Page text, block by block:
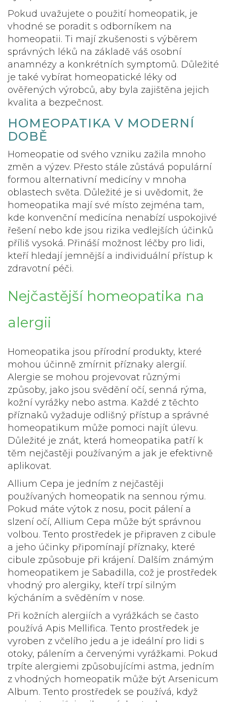
Pokud uvažujete o použití homeopatik, je
vhodné se poradit s odborníkem na
homeopatii. Ti mají zkušenosti s výběrem
správných léků na základě váš osobní
anamnézy a konkrétních symptomů. Důležité
je také vybírat homeopatické léky od
ověřených výrobců, aby byla zajištěna jejich
kvalita a bezpečnost.
HOMEOPATIKA V MODERNÍ
DOBĚ
Homeopatie od svého vzniku zažila mnoho
změn a výzev. Přesto stále zůstává populární
formou alternativní medicíny v mnoha
oblastech světa. Důležité je si uvědomit, že
homeopatika mají své místo zejména tam,
kde konvenční medicína nenabízí uspokojivé
řešení nebo kde jsou rizika vedlejších účinků
příliš vysoká. Přináší možnost léčby pro lidi,
kteří hledají jemnější a individuální přístup k
zdravotní péči.
Nejčastější homeopatika na
alergii
Homeopatika jsou přírodní produkty, které
mohou účinně zmírnit příznaky alergií.
Alergie se mohou projevovat různými
způsoby, jako jsou svědění očí, senná rýma,
kožní vyrážky nebo astma. Každé z těchto
příznaků vyžaduje odlišný přístup a správné
homeopatikum může pomoci najít úlevu.
Důležité je znát, která homeopatika patří k
těm nejčastěji používaným a jak je efektivně
aplikovat.
Allium Cepa je jedním z nejčastěji
používaných homeopatik na sennou rýmu.
Pokud máte výtok z nosu, pocit pálení a
slzení očí, Allium Cepa může být správnou
volbou. Tento prostředek je připraven z cibule
a jeho účinky připomínají příznaky, které
cibule způsobuje při krájení. Dalším známým
homeopatikem je Sabadilla, což je prostředek
vhodný pro alergiky, kteří trpí silným
kýcháním a svěděním v nose.
Při kožních alergiích a vyrážkách se často
používá Apis Mellifica. Tento prostředek je
vyroben z včelího jedu a je ideální pro lidi s
otoky, pálením a červenými vyrážkami. Pokud
trpíte alergiemi způsobujícími astma, jedním
z vhodných homeopatik může být Arsenicum
Album. Tento prostředek se používá, když